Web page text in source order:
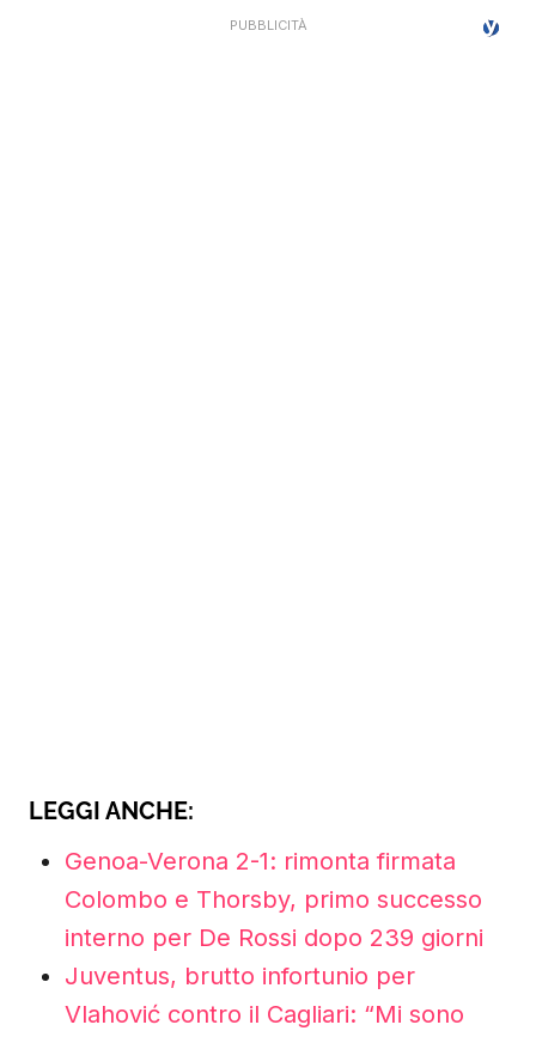
LEGGI ANCHE:
Genoa-Verona 2-1: rimonta firmata
Colombo e Thorsby, primo successo
interno per De Rossi dopo 239 giorni
Juventus, brutto infortunio per
Vlahović contro il Cagliari: “Mi sono